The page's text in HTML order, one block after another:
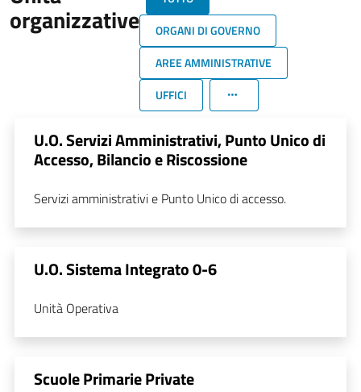
organizzative
ORGANI DI GOVERNO
AREE AMMINISTRATIVE
UFFICI
U.O. Servizi Amministrativi, Punto Unico di
Accesso, Bilancio e Riscossione
Servizi amministrativi e Punto Unico di accesso.
U.O. Sistema Integrato 0-6
Unità Operativa
Scuole Primarie Private